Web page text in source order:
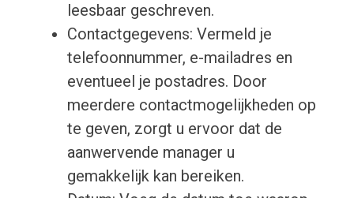
leesbaar geschreven.
Contactgegevens: Vermeld je
telefoonnummer, e-mailadres en
eventueel je postadres. Door
meerdere contactmogelijkheden op
te geven, zorgt u ervoor dat de
aanwervende manager u
gemakkelijk kan bereiken.